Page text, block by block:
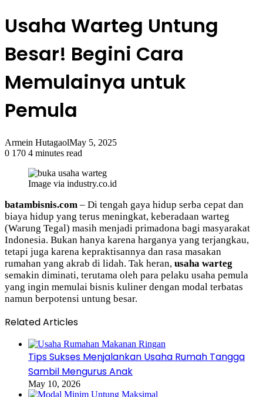
Usaha Warteg Untung
Besar! Begini Cara
Memulainya untuk
Pemula
Armein HutagaolMay 5, 2025
0 170 4 minutes read
Image via industry.co.id
batambisnis.com – Di tengah gaya hidup serba cepat dan
biaya hidup yang terus meningkat, keberadaan warteg
(Warung Tegal) masih menjadi primadona bagi masyarakat
Indonesia. Bukan hanya karena harganya yang terjangkau,
tetapi juga karena kepraktisannya dan rasa masakan
rumahan yang akrab di lidah. Tak heran, usaha warteg
semakin diminati, terutama oleh para pelaku usaha pemula
yang ingin memulai bisnis kuliner dengan modal terbatas
namun berpotensi untung besar.
Related Articles
Tips Sukses Menjalankan Usaha Rumah Tangga
Sambil Mengurus Anak
May 10, 2026